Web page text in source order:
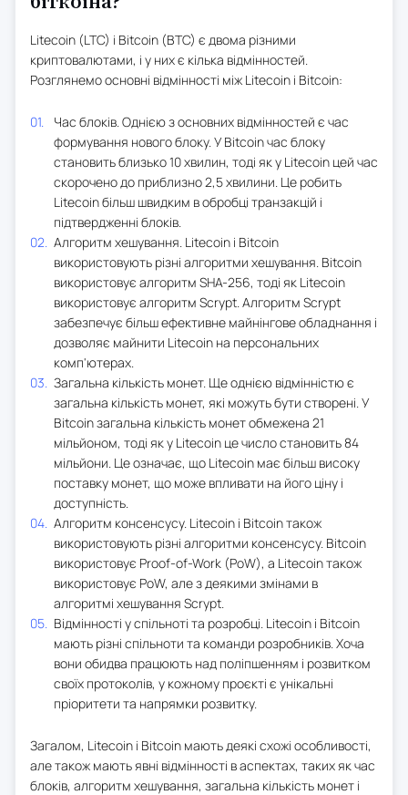
Litecoin (LTC) і Bitcoin (BTC) є двома різними
криптовалютами, і у них є кілька відмінностей.
Розглянемо основні відмінності між Litecoin і Bitcoin:
Час блоків. Однією з основних відмінностей є час
формування нового блоку. У Bitcoin час блоку
становить близько 10 хвилин, тоді як у Litecoin цей час
скорочено до приблизно 2,5 хвилини. Це робить
Litecoin більш швидким в обробці транзакцій і
підтвердженні блоків.
Алгоритм хешування. Litecoin і Bitcoin
використовують різні алгоритми хешування. Bitcoin
використовує алгоритм SHA-256, тоді як Litecoin
використовує алгоритм Scrypt. Алгоритм Scrypt
забезпечує більш ефективне майнінгове обладнання і
дозволяє майнити Litecoin на персональних
комп'ютерах.
Загальна кількість монет. Ще однією відмінністю є
загальна кількість монет, які можуть бути створені. У
Bitcoin загальна кількість монет обмежена 21
мільйоном, тоді як у Litecoin це число становить 84
мільйони. Це означає, що Litecoin має більш високу
поставку монет, що може впливати на його ціну і
доступність.
Алгоритм консенсусу. Litecoin і Bitcoin також
використовують різні алгоритми консенсусу. Bitcoin
використовує Proof-of-Work (PoW), а Litecoin також
використовує PoW, але з деякими змінами в
алгоритмі хешування Scrypt.
Відмінності у спільноті та розробці. Litecoin і Bitcoin
мають різні спільноти та команди розробників. Хоча
вони обидва працюють над поліпшенням і розвитком
своїх протоколів, у кожному проєкті є унікальні
пріоритети та напрямки розвитку.
Загалом, Litecoin і Bitcoin мають деякі схожі особливості,
але також мають явні відмінності в аспектах, таких як час
блоків, алгоритм хешування, загальна кількість монет і